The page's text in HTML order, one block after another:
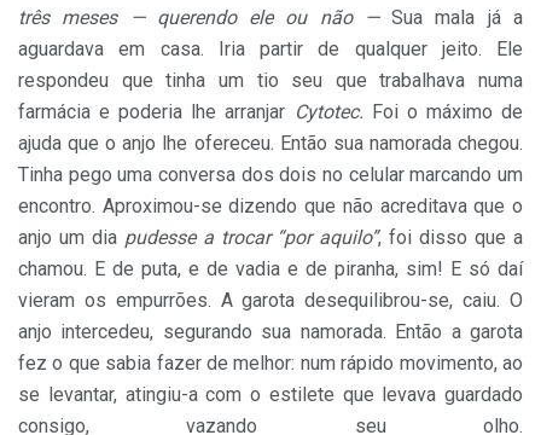
três meses — querendo ele ou não —Sua mala já a
aguardava em casa.
Iria partir de qualquer jeito.
Ele
respondeu que tinha um tio seu que trabalhava numa
farmácia e poderia lhe arranjar Cytotec. Foi o máximo de
ajuda que o anjo lhe ofereceu. Então sua namorada chegou.
Tinha pego uma conversa dos dois no celular marcando um
encontro. Aproximou-se dizendo que não acreditava que o
anjo um dia pudesse a trocar “por aquilo”, foi disso que a
chamou. E de puta, e de vadia e de piranha, sim! E só daí
vieram os empurrões. A garota desequilibrou-se, caiu. O
anjo intercedeu, segurando sua namorada. Então a garota
fez o que sabia fazer de melhor: num rápido movimento, ao
se levantar, atingiu-a com o estilete que levava guardado
consigo, vazando seu olho.